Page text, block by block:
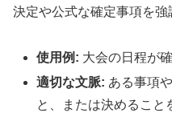
決定や公式な確定事項を強
使用例: 大会の日程が確
適切な文脈: ある事項
と、または決めること